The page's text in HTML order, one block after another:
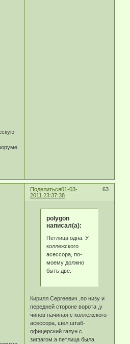
Поделиться 63
01-03-
2011 23:37:38
polygon
написал(а):
Петлица одна. У
коллежского
асессора, по-
моему должно
быть две.
Кирилл Сергеевич ,по низу и
передней стороне ворота ,у
чинов начиная с коллежского
асессора, шел штаб-
офицерский галун с
зигзагом.а петлица была